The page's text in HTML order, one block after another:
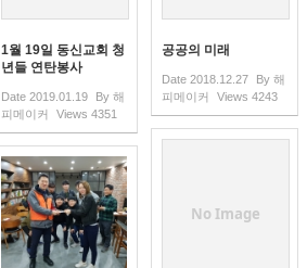
1월 19일 동신교회 청
년들 연탄봉사
Date 2019.01.19 By 해
피메이커
Views 4351
공공의 미래
Date 2018.12.27 By 해
피메이커
Views 4243
No Image